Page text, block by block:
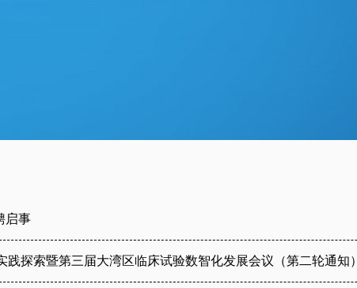
启事
探索暨第三届大湾区临床试验数智化发展会议（第二轮通知）